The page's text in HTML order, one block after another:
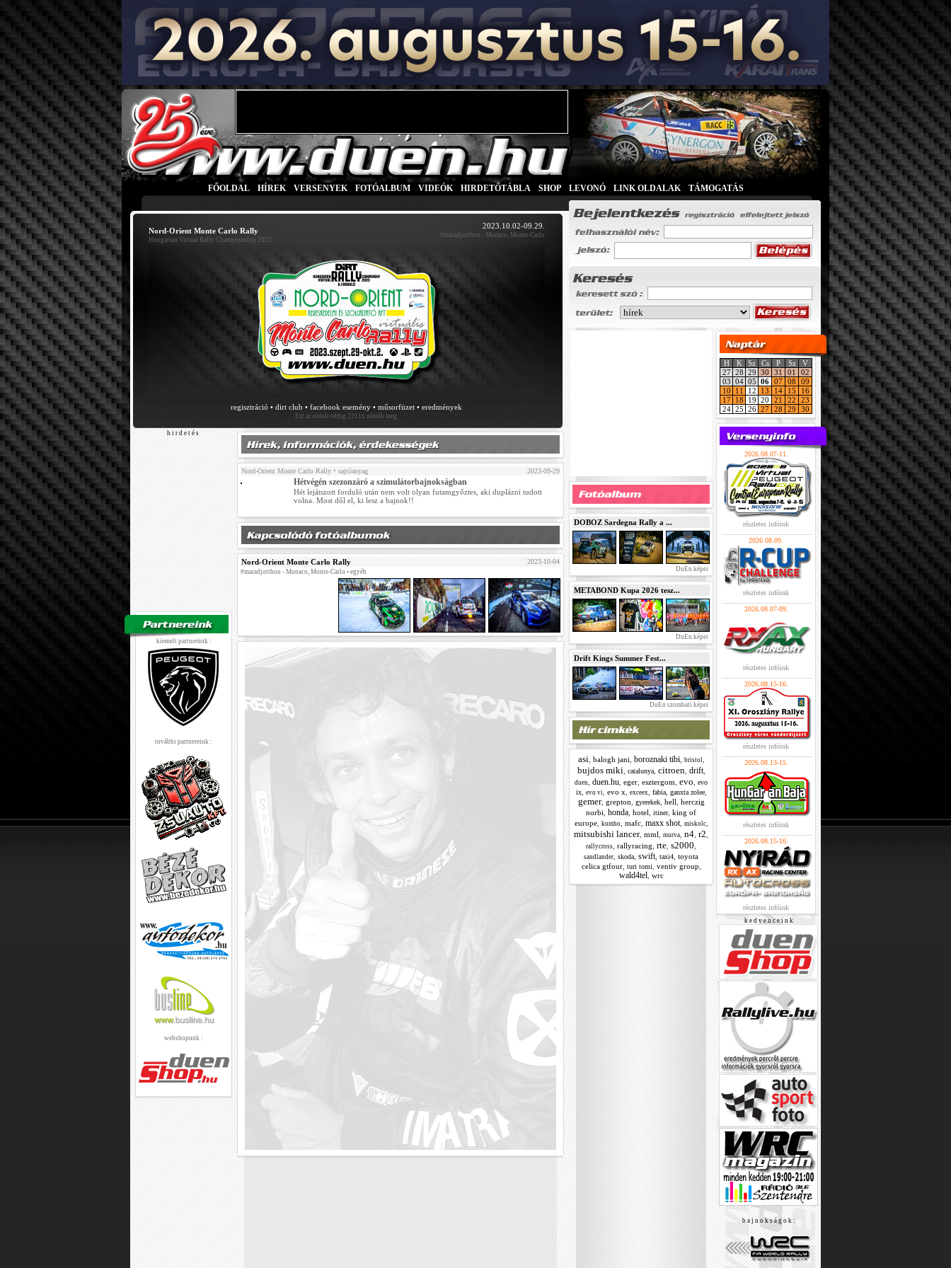
FŐOLDAL HÍREK VERSENYEK FOTÓALBUM VIDEÓK HIRDETŐTÁBLA SHOP LEVONÓ LINK OLDALAK TÁMOGATÁS
Nord-Orient Monte Carlo Rally
Hungarian Virtual Rally Championship 2023
2023.10.02-09.29.
#maradjotthon - Monaco, Monte-Carlo
regisztráció • dirt club • facebook esemény • műsorfüzet • eredmények
Ezt az oldalt eddig 2211x nézték meg.
h i r d e t é s
kiemelt partnerünk :
további partnereink :
webshopunk :
Nord-Orient Monte Carlo Rally • sajtóanyag 2023-09-29
Hétvégén szezonzáró a szimulátorbajnokságban
Hét lejátszott forduló után nem volt olyan futamgyőztes, aki duplázni tudott
volna. Most dől el, ki lesz a bajnok!!
Nord-Orient Monte Carlo Rally 2023-10-04
#maradjotthon - Monaco, Monte-Carlo • egyéb
DOBOZ Sardegna Rally a ...
DuEn képei
METABOND Kupa 2026 tesz...
DuEn képei
Drift Kings Summer Fest...
DuEn szombati képei
asi balogh jani boroznaki tibi, bristol
bujdos miki catalunya, citroen drift,
duen duen.hu eger esztergom evo
evo
ix, evo vi evo x exceex fabia, ganxta zolee,
gemer, grepton gyerekek, hell herczig
norbi honda hotel itiner, king of
europe, kumho, mafc, maxx shot, miskolc,
mitsubishi lancer, mml murva n4 r2
rallycross rallyracing rte s2000
sandlander skoda swift taxi4 toyota
celica gtfour, turi tomi ventiv group
wald4tel wrc
H K Sz Cs P Sz
V
27 28 29 30 31 01
02
03 04 05 06 07 08
09
10
11 12 13 14 15
16
17
18 19 20 21 22
23
24 25 26 27 28 29 30
2026.08.07-11.
részletes infóink
2026.08.09.
részletes infóink
2026.08.07-09.
részletes infóink
2026.08.15-16.
részletes infóink
2026.08.13-15.
részletes infóink
2026.08.15-16.
részletes infóink
k e d v e n c e i n k
b a j n o k s á g o k :